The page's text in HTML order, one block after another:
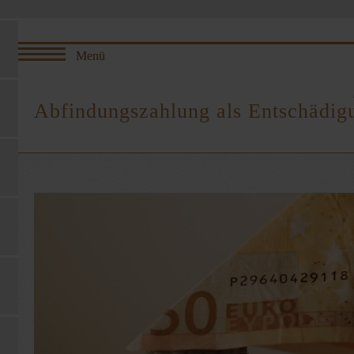
Abfindungszahlung als